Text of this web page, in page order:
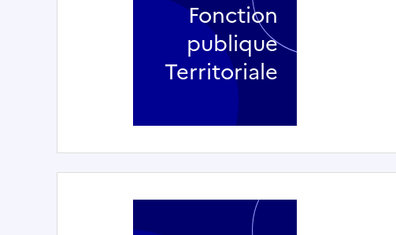
Fonction
publique
Territoriale